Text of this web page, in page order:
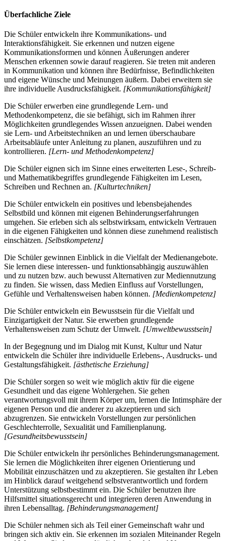
Überfachliche Ziele
Die Schüler entwickeln ihre Kommunikations- und
Interaktionsfähigkeit. Sie erkennen und nutzen eigene
Kommunikationsformen und können Äußerungen anderer
Menschen erkennen sowie darauf reagieren. Sie treten mit anderen
in Kommunikation und können ihre Bedürfnisse, Befindlichkeiten
und eigene Wünsche und Meinungen äußern. Dabei erweitern sie
ihre individuelle Ausdrucksfähigkeit. [Kommunikationsfähigkeit]
Die Schüler erwerben eine grundlegende Lern- und
Methodenkompetenz, die sie befähigt, sich im Rahmen ihrer
Möglichkeiten grundlegendes Wissen anzueignen. Dabei wenden
sie Lern- und Arbeitstechniken an und lernen überschaubare
Arbeitsabläufe unter Anleitung zu planen, auszuführen und zu
kontrollieren. [Lern- und Methodenkompetenz]
Die Schüler eignen sich im Sinne eines erweiterten Lese-, Schreib-
und Mathematikbegriffes grundlegende Fähigkeiten im Lesen,
Schreiben und Rechnen an. [Kulturtechniken]
Die Schüler entwickeln ein positives und lebensbejahendes
Selbstbild und können mit eigenen Behinderungserfahrungen
umgehen. Sie erleben sich als selbstwirksam, entwickeln Vertrauen
in die eigenen Fähigkeiten und können diese zunehmend realistisch
einschätzen. [Selbstkompetenz]
Die Schüler gewinnen Einblick in die Vielfalt der Medienangebote.
Sie lernen diese interessen- und funktionsabhängig auszuwählen
und zu nutzen bzw. auch bewusst Alternativen zur Mediennutzung
zu finden. Sie wissen, dass Medien Einfluss auf Vorstellungen,
Gefühle und Verhaltensweisen haben können. [Medienkompetenz]
Die Schüler entwickeln ein Bewusstsein für die Vielfalt und
Einzigartigkeit der Natur. Sie erwerben grundlegende
Verhaltensweisen zum Schutz der Umwelt. [Umweltbewusstsein]
In der Begegnung und im Dialog mit Kunst, Kultur und Natur
entwickeln die Schüler ihre individuelle Erlebens-, Ausdrucks- und
Gestaltungsfähigkeit. [ästhetische Erziehung]
Die Schüler sorgen so weit wie möglich aktiv für die eigene
Gesundheit und das eigene Wohlergehen. Sie gehen
verantwortungsvoll mit ihrem Körper um, lernen die Intimsphäre der
eigenen Person und die anderer zu akzeptieren und sich
abzugrenzen. Sie entwickeln Vorstellungen zur persönlichen
Geschlechterrolle, Sexualität und Familienplanung.
[Gesundheitsbewusstsein]
Die Schüler entwickeln ihr persönliches Behinderungsmanagement.
Sie lernen die Möglichkeiten ihrer eigenen Orientierung und
Mobilität einzuschätzen und zu akzeptieren. Sie gestalten ihr Leben
im Hinblick darauf weitgehend selbstverantwortlich und fordern
Unterstützung selbstbestimmt ein. Die Schüler benutzen ihre
Hilfsmittel situationsgerecht und integrieren deren Anwendung in
ihren Lebensalltag. [Behinderungsmanagement]
Die Schüler nehmen sich als Teil einer Gemeinschaft wahr und
bringen sich aktiv ein. Sie erkennen im sozialen Miteinander Regeln